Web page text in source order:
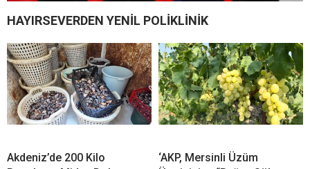
HAYIRSEVERDEN YENİL POLİKLİNİK
Akdeniz’de 200 Kilo
‘AKP, Mersinli Üzüm